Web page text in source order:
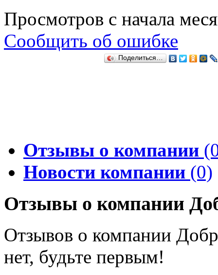
Просмотров с начала
Сообщить об ошибке
Поделиться…
Отзывы о компании
Новости компании (0)
Отзывы о компании
Отзывов о компании
нет, будьте первым!